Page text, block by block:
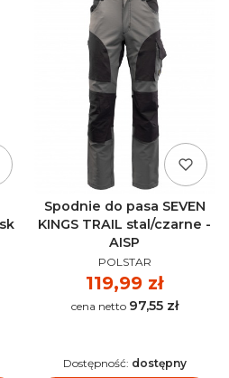
Spodnie do pasa SEVEN
KINGS TRAIL stal/czarne -
AISP
PRODUCENT
POLSTAR
Cena
119,99 zł
Cena 97,55 zł
Dostępność: dostępny